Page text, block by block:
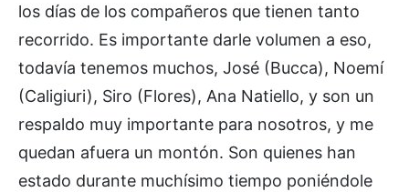
los días de los compañeros que tienen tanto
recorrido. Es importante darle volumen a eso,
todavía tenemos muchos, José (Bucca), Noemí
(Caligiuri), Siro (Flores), Ana Natiello, y son un
respaldo muy importante para nosotros, y me
quedan afuera un montón. Son quienes han
estado durante muchísimo tiempo poniéndole